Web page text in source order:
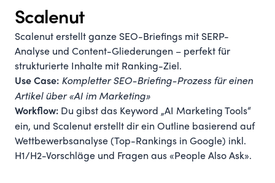
Scalenut
Scalenut erstellt ganze SEO-Briefings mit SERP-
Analyse und Content-Gliederungen – perfekt für
strukturierte Inhalte mit Ranking-Ziel.
Use Case: Kompletter SEO-Briefing-Prozess für einen
Artikel über «AI im Marketing»
Workflow: Du gibst das Keyword „AI Marketing Tools“
ein, und Scalenut erstellt dir ein Outline basierend auf
Wettbewerbsanalyse (Top-Rankings in Google) inkl.
H1/H2-Vorschläge und Fragen aus «People Also Ask».